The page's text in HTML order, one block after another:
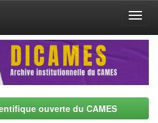
ouverte du CAMES